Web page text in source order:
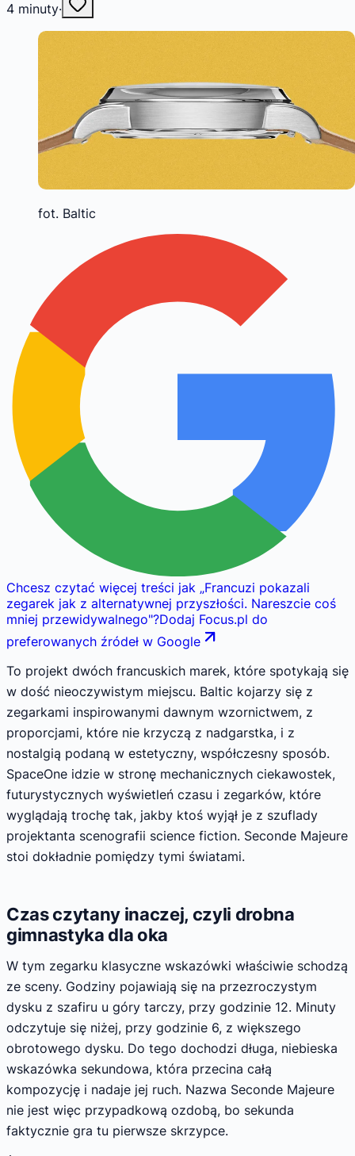
4 minuty·
fot. Baltic
Chcesz czytać więcej treści jak „Francuzi pokazali
zegarek jak z alternatywnej przyszłości. Nareszcie coś
mniej przewidywalnego"?Dodaj Focus.pl do
preferowanych źródeł w Google
To projekt dwóch francuskich marek, które spotykają się
w dość nieoczywistym miejscu. Baltic kojarzy się z
zegarkami inspirowanymi dawnym wzornictwem, z
proporcjami, które nie krzyczą z nadgarstka, i z
nostalgią podaną w estetyczny, współczesny sposób.
SpaceOne idzie w stronę mechanicznych ciekawostek,
futurystycznych wyświetleń czasu i zegarków, które
wyglądają trochę tak, jakby ktoś wyjął je z szuflady
projektanta scenografii science fiction. Seconde Majeure
stoi dokładnie pomiędzy tymi światami.
Czas czytany inaczej, czyli drobna
gimnastyka dla oka
W tym zegarku klasyczne wskazówki właściwie schodzą
ze sceny. Godziny pojawiają się na przezroczystym
dysku z szafiru u góry tarczy, przy godzinie 12. Minuty
odczytuje się niżej, przy godzinie 6, z większego
obrotowego dysku. Do tego dochodzi długa, niebieska
wskazówka sekundowa, która przecina całą
kompozycję i nadaje jej ruch. Nazwa Seconde Majeure
nie jest więc przypadkową ozdobą, bo sekunda
faktycznie gra tu pierwsze skrzypce.